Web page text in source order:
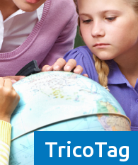
TricoTag